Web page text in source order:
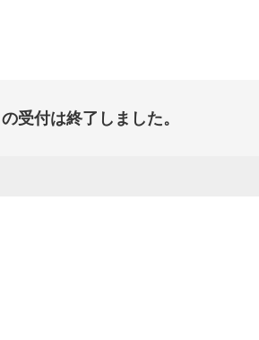
受付は終了しました。